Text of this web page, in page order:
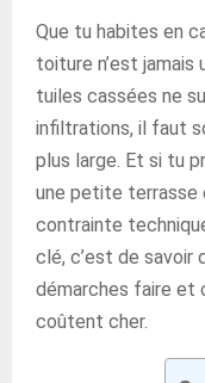
Que tu habites en
toiture n’est jamais
tuiles cassées ne
infiltrations, il faut
plus large. Et si tu
une petite terrasse
contrainte
clé, c’est de savoir
démarches faire et
coûtent cher.